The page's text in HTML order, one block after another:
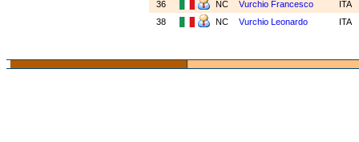
36
NC Vurchio Francesco
ITA
38
NC Vurchio Leonardo ITA